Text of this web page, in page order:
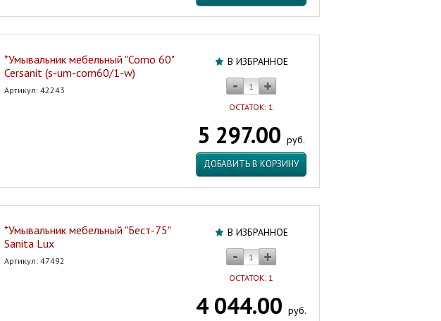
В ИЗБРАННОЕ
ОСТАТОК: 1
5 297.00 руб.
ДОБАВИТЬ В КОРЗИНУ
*Умывальник мебельный "Como 60"
Cersanit (s-um-com60/1-w)
Артикул: 42243
В ИЗБРАННОЕ
ОСТАТОК: 1
4 044.00 руб.
*Умывальник мебельный "Бест-75"
Sanita Lux
Артикул: 47492